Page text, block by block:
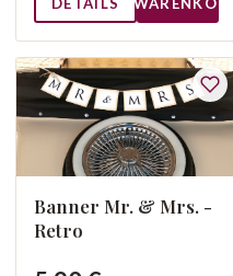
Banner Mr. & Mrs. -
Retro